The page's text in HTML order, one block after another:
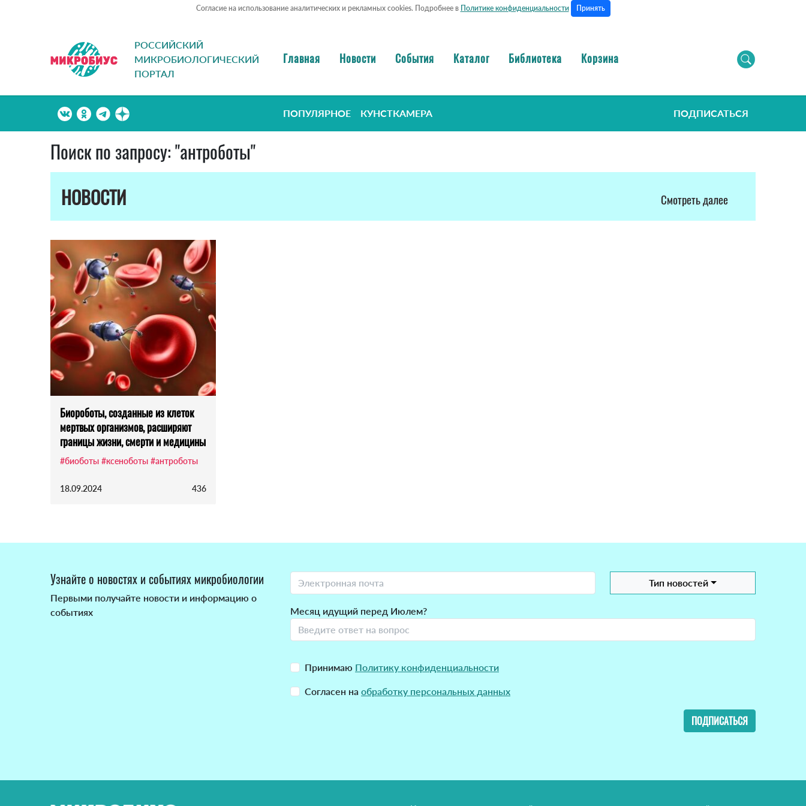
Согласие на использование аналитических и рекламных cookies. Подробнее в Политике конфиденциальности Принять
РОССИЙСКИЙ
МИКРОБИОЛОГИЧЕСКИЙ
ПОРТАЛ
Главная Новости События Каталог Библиотека Корзина
ПОПУЛЯРНОЕ КУНСТКАМЕРА ПОДПИСАТЬСЯ
Поиск по запросу: "антроботы"
НОВОСТИ
Смотреть далее
Биороботы, созданные из клеток
мертвых организмов, расширяют
границы жизни, смерти и медицины
#биоботы #ксеноботы #антроботы
18.09.2024 436
Узнайте о новостях и событиях микробиологии
Первыми получайте новости и информацию о
событиях
Тип новостей
Месяц идущий перед Июлем?
Принимаю Политику конфиденциальности
Согласен на обработку персональных данных
ПОДПИСАТЬСЯ